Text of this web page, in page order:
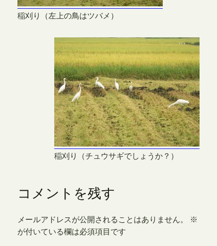
稲刈り（左上の鳥はツバメ）
稲刈り（チュウサギでしょうか？）
コメントを残す
メールアドレスが公開されることはありません。
※
が付いている欄は必須項目です